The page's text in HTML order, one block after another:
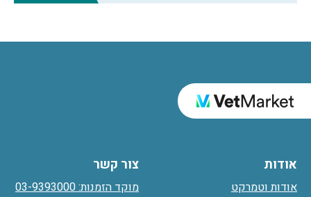
אודות
אודות וטמרקט
צור קשר
מוקד הזמנות: 03-9393000